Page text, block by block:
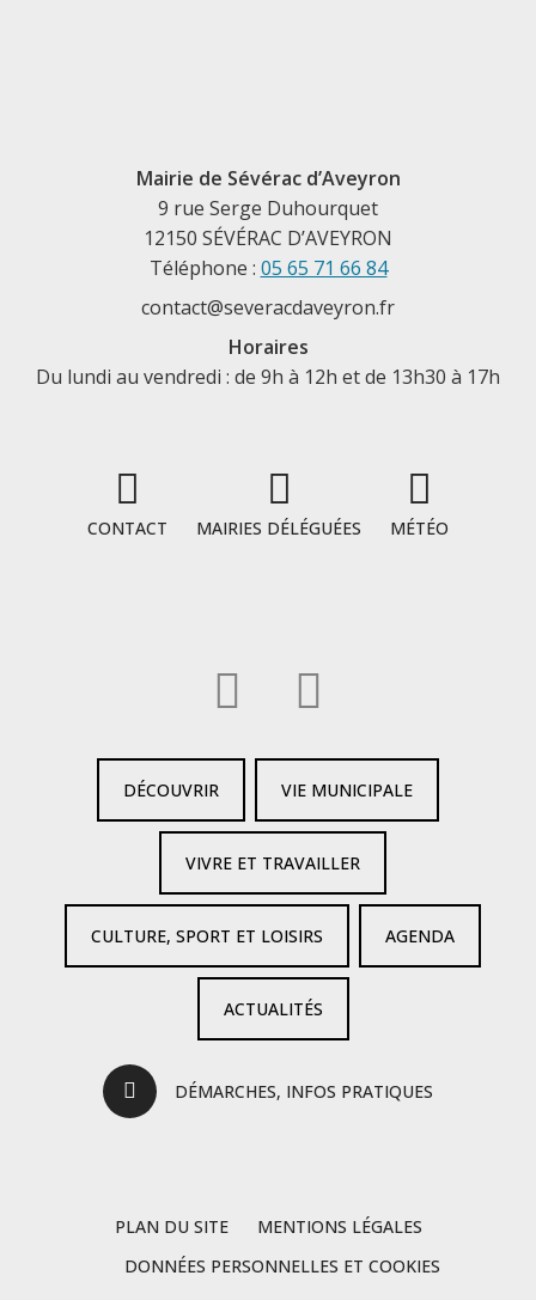
Mairie de Sévérac d’Aveyron
9 rue Serge Duhourquet
12150 SÉVÉRAC D’AVEYRON
Téléphone : 05 65 71 66 84
contact@severacdaveyron.fr
Horaires
Du lundi au vendredi : de 9h à 12h et de 13h30 à 17h
CONTACT MAIRIES DÉLÉGUÉES MÉTÉO
DÉCOUVRIR VIE MUNICIPALE
VIVRE ET TRAVAILLER
CULTURE, SPORT ET LOISIRS AGENDA
ACTUALITÉS
DÉMARCHES, INFOS PRATIQUES
PLAN DU SITE
MENTIONS LÉGALES
DONNÉES PERSONNELLES ET COOKIES